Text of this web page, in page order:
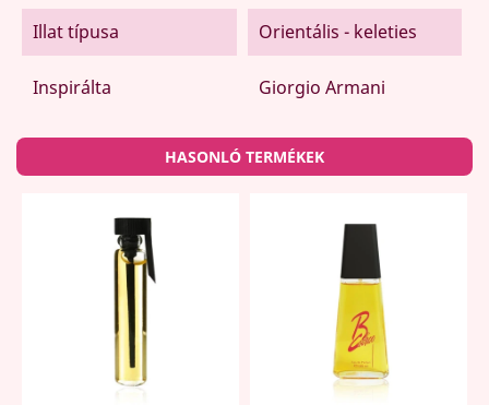
Illat típusa Orientális - keleties
Inspirálta Giorgio Armani
HASONLÓ TERMÉKEK